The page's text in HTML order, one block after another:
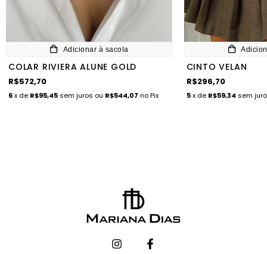
Adicionar à sacola
COLAR RIVIERA ALUNE GOLD
R$572,70
6x de R$95,45 sem juros ou R$544,07 no Pix
CINTO VELAN
R$296,70
5 x de R$59,34 sem